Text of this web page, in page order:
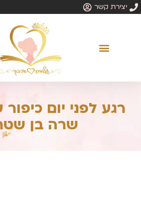
יצירת קשר
רגע לפני יום
שרה בן